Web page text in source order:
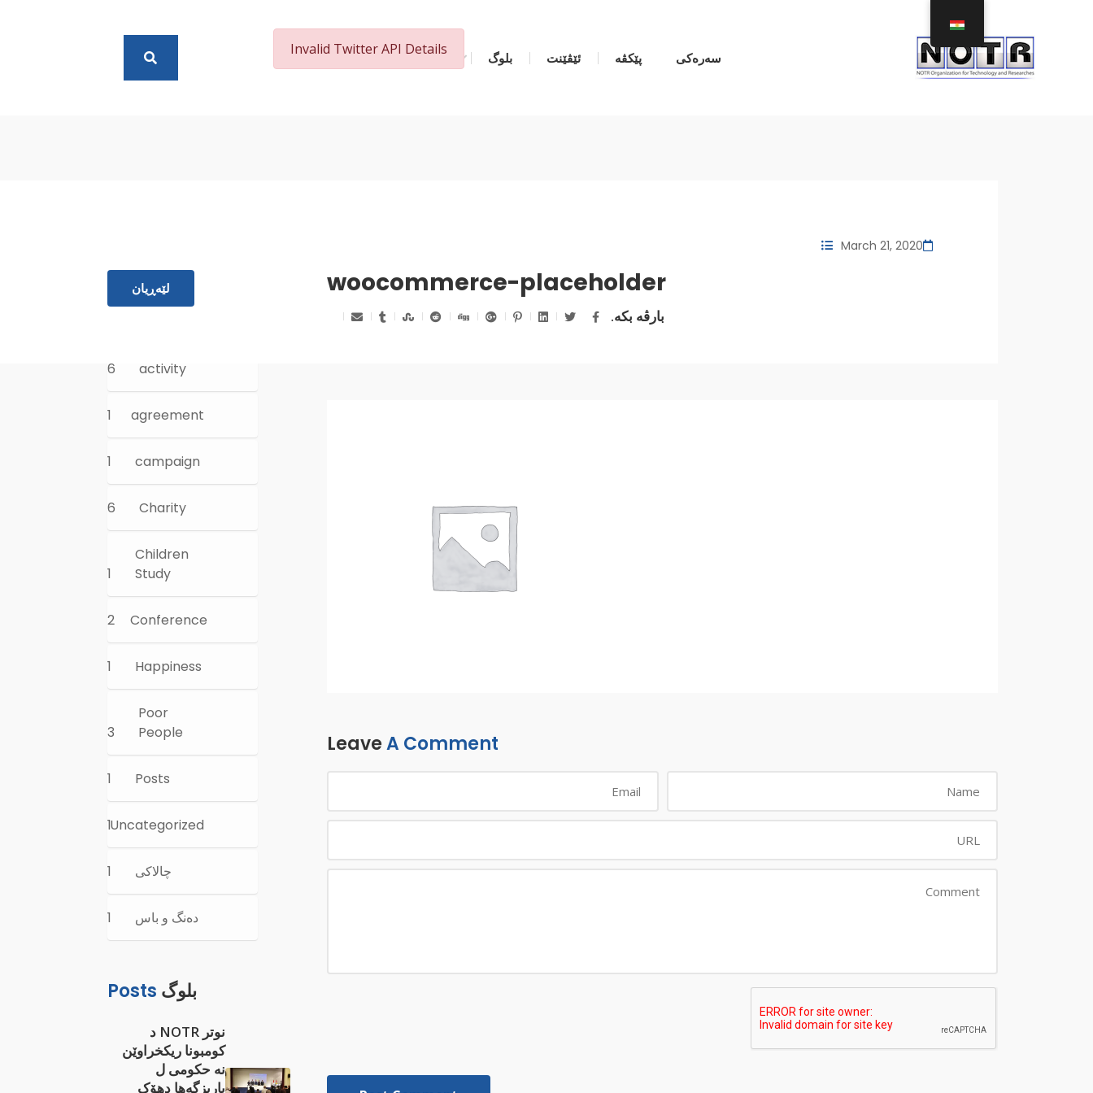
سەرەکی پێکڤە ئێڤێنت بلوگ دەربارەی مە پەیوەندی
March 21, 2020
woocommerce-placeholder
بارڤە بکە.
LeaveA Comment
لێەڕیان
activity
agreement
campaign
Charity
Children
Study
Conference
Happiness
Poor
People
Posts
Uncategorized
1
چالاكی
ده‌نگ و باس
بلوگ Posts
نوتر NOTR د
کومبونا ريکخراوێن
نە ‌‌‌حکومی ل
پاريزگەها دهۆک
Invalid Twitter API Details